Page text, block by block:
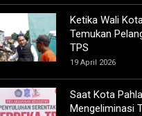
Ketika Wali
Temukan
TPS
19 April 2026
Saat Kota
Mengeliminasi